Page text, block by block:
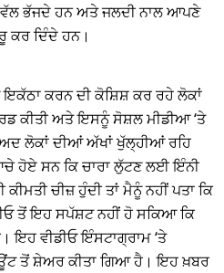
ਭੱਜਦੇ ਹਨ ਅਤੇ ਜਲਦੀ ਨਾਲ ਆਪਣੇ
ਕਰ ਦਿੰਦੇ ਹਨ।
ਇਕੱਠਾ ਕਰਨ ਦੀ ਕੋਸ਼ਿਸ਼ ਕਰ ਰਹੇ ਲੋਕਾਂ
ਕੀਤੀ ਅਤੇ ਇਸਨੂੰ ਸੋਸ਼ਲ ਮੀਡੀਆ ‘ਤੇ
ਲੋਕਾਂ ਦੀਆਂ ਅੱਖਾਂ ਖੁੱਲ੍ਹੀਆਂ ਰਹਿ
ਸਨ ਕਿ ਚਾਰਾ ਲੁੱਟਣ ਲਈ ਇੰਨੀ
ਚੀਜ਼ ਹੁੰਦੀ ਤਾਂ ਮੈਨੂੰ ਨਹੀਂ ਪਤਾ ਕਿ
ਤੋਂ ਇਹ ਸਪੱਸ਼ਟ ਨਹੀਂ ਹੋ ਸਕਿਆ ਕਿ
ਇਹ ਵੀਡੀਓ ਇੰਸਟਾਗ੍ਰਾਮ ‘ਤੇ
ਤੋਂ ਸ਼ੇਅਰ ਕੀਤਾ ਗਿਆ ਹੈ। ਇਹ ਖ਼ਬਰ